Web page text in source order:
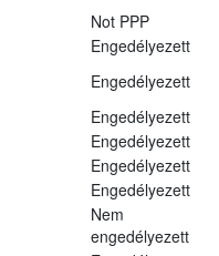
Not PPP
Engedélyezett
Engedélyezett
Engedélyezett
Engedélyezett
Engedélyezett
Engedélyezett
Nem
engedélyezett